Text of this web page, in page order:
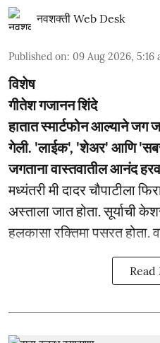
नवशक्ती Web Desk
Published on: 09 Aug 2026, 5:16
विशेष
गीतेश गजानन शिंदे
हातात स्मार्टफोन आल्याने
गेली. 'लाईक', 'शेअर' आणि
जगताना वास्तवातील आनंद
मध्यंतरी मी दादर चौपाटीला
अस्ताला जात होता. सूर्याची
हलकासा रक्तिमा पसरत होता.